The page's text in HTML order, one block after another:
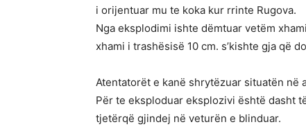
i orijentuar mu te koka kur rrinte Rugova.
Nga eksplodimi ishte dëmtuar vetëm
xhami i trashësisë 10 cm. s’kishte gja që
Atentatorët e kanë shrytëzuar situatën në
Për te eksploduar eksplozivi është dasht
tjetërqë gjindej në veturën e blinduar.